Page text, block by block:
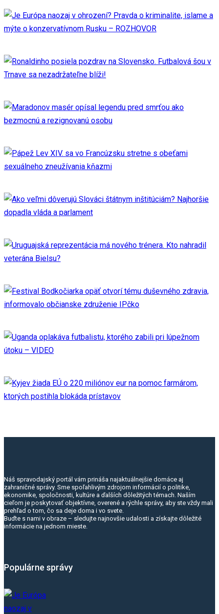
Náš spravodajský portál vám prináša najaktuálnejšie domáce aj
zahraničné správy. Sme spoľahlivým zdrojom informácií o politike,
ekonomike, spoločnosti, kultúre a ďalších dôležitých témach. Naším
cieľom je poskytovať objektívne, overené a rýchle správy, aby ste vždy mali
prehľad o tom, čo sa deje doma i vo svete.
Buďte s nami v obraze – sledujte najnovšie udalosti a získajte dôležité
informácie na jednom mieste.
Populárne správy